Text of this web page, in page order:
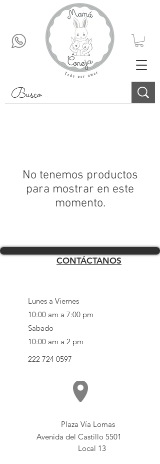
No tenemos productos
para mostrar en este
momento.
CONTÁCTANOS
Lunes a Viernes
10:00 am a 7:00 pm
Sabado
10:00 am a 2 pm
222 724 0597
Plaza Vía Lomas
Avenida del Castillo 5501
Local 13